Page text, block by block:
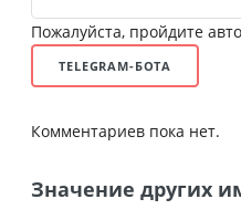
Пожалуйста, пройдите
TELEGRAM-БОТА
Комментариев пока нет.
Значение других